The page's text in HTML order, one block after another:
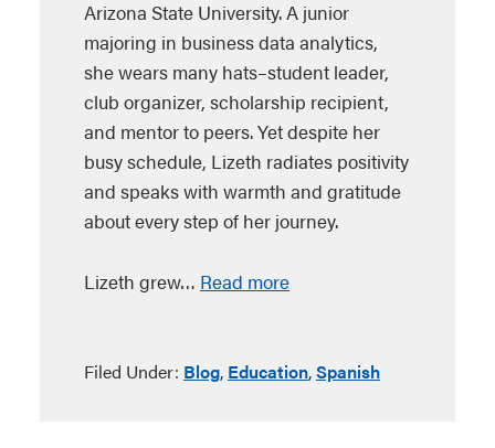
Arizona State University. A junior
majoring in business data analytics,
she wears many hats–student leader,
club organizer, scholarship recipient,
and mentor to peers. Yet despite her
busy schedule, Lizeth radiates positivity
and speaks with warmth and gratitude
about every step of her journey.
Lizeth grew… Read more
Filed Under: Blog, Education,Spanish